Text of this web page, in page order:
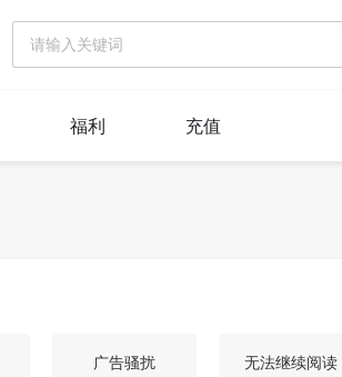
福利 充值
广告骚扰 无法继续阅读